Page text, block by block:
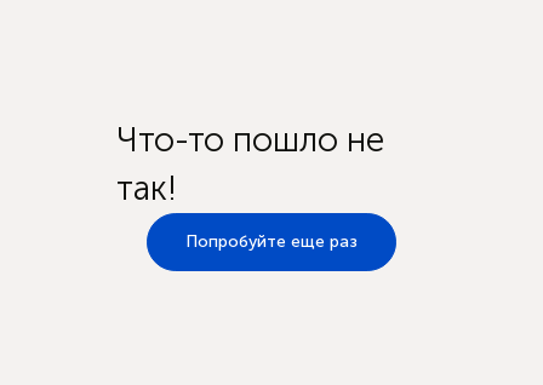
Что-то пошло не
так!
Попробуйте еще раз